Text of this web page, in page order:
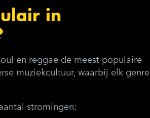
in
en reggae de meest populaire
muziekcultuur, waarbij elk genre
stromingen: